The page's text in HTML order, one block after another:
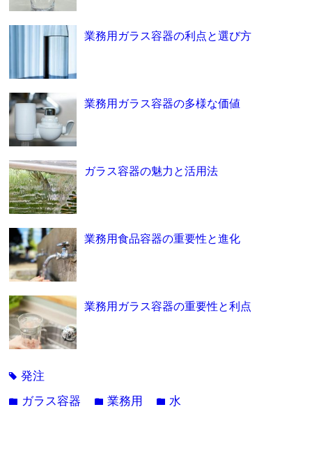
業務用ガラス容器の利点と選び方
業務用ガラス容器の多様な価値
ガラス容器の魅力と活用法
業務用食品容器の重要性と進化
業務用ガラス容器の重要性と利点
tag発注
folder ガラス容器 folder業務用 folder水